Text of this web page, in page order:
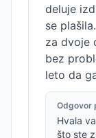
deluje
se
za dvoje
bez
leto da
Odgovor
Hvala
što ste